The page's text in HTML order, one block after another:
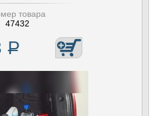
товара
47432
Р